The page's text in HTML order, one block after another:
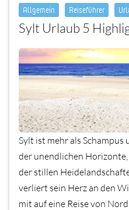
Allgemein Reiseführer
Sylt Urlaub 5
Sylt ist mehr als Schampus
der unendlichen
der stillen
verliert sein Herz an den
mit auf eine Reise von